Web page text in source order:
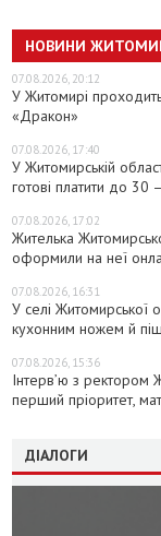
НОВИНИ
07.08.2026, 20:12
У Житомирі
«Дракон»
07.08.2026, 17:40
У Житомирській
готові платити до 30
07.08.2026, 17:02
Жителька
оформили на неї
07.08.2026, 16:31
У селі Житомирської
кухонним ножем й
07.08.2026, 15:36
Інтерв’ю з ректором
перший пріоритет,
ДІАЛОГИ